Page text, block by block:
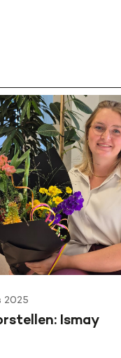
2025
Ismay